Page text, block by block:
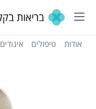
אודות טיפולים איגודים